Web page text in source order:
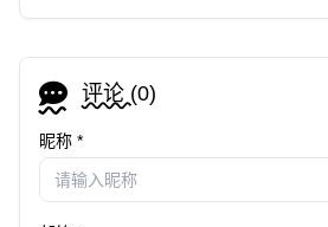
评论 (0)
昵称 *